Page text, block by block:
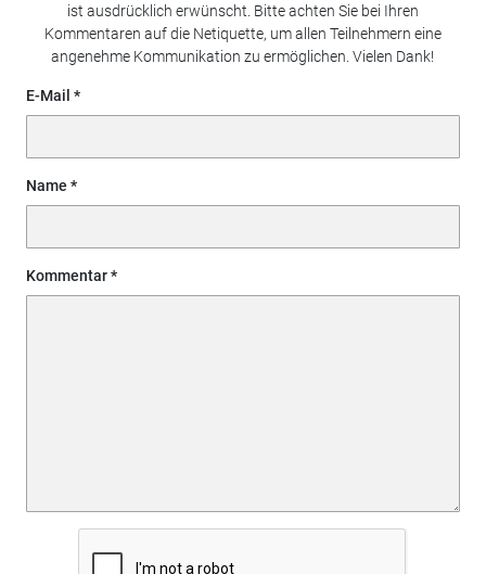
ist ausdrücklich erwünscht. Bitte achten Sie bei Ihren
Kommentaren auf die Netiquette, um allen Teilnehmern eine
angenehme Kommunikation zu ermöglichen. Vielen Dank!
E-Mail
Name
Kommentar